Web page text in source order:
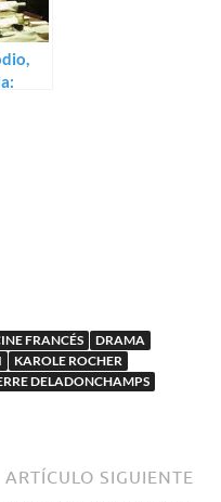
FRANCÉS
DRAMA
KAROLE ROCHER
DELADONCHAMPS
ARTÍCULO SIGUIENTE